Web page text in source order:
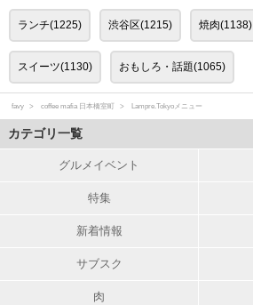
ランチ(1225) 渋谷区(1215) 焼肉(1138)
スイーツ(1130) おもしろ・話題(1065)
favy coffee mafia 日本橋室町 Lampre.Tokyoメニュー
カテゴリ一覧
グルメイベント
特集
新着情報
サブスク
肉